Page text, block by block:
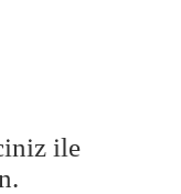
ile